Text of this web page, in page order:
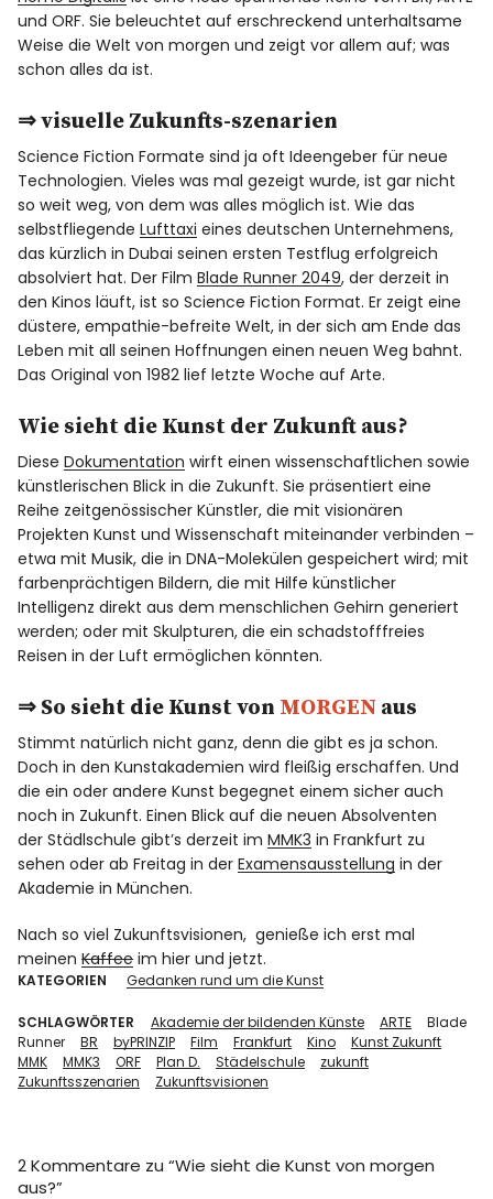
und ORF. Sie beleuchtet auf erschreckend unterhaltsame
Weise die Welt von morgen und zeigt vor allem auf; was
schon alles da ist.
⇒visuelle Zukunfts-szenarien
Science Fiction Formate sind ja oft Ideengeber für neue
Technologien. Vieles was mal gezeigt wurde, ist gar nicht
so weit weg, von dem was alles möglich ist. Wie das
selbstfliegendeLufttaxi eines deutschen Unternehmens,
das kürzlich in Dubai seinen ersten Testflug erfolgreich
absolviert hat. Der FilmBlade Runner 2049, der derzeit in
den Kinos läuft, ist so Science Fiction Format. Er zeigt eine
düstere, empathie-befreite Welt, in der sich am Ende das
Leben mit all seinen Hoffnungen einen neuen Weg bahnt.
Das Original von 1982 lief letzte Woche auf Arte.
Wie sieht die Kunst der Zukunft aus?
DieseDokumentation wirft einen wissenschaftlichen sowie
künstlerischen Blick in die Zukunft. Sie präsentiert eine
Reihe zeitgenössischer Künstler, die mit visionären
Projekten Kunst und Wissenschaft miteinander verbinden –
etwa mit Musik, die in DNA-Molekülen gespeichert wird; mit
farbenprächtigen Bildern, die mit Hilfe künstlicher
Intelligenz direkt aus dem menschlichen Gehirn generiert
werden; oder mit Skulpturen, die ein schadstofffreies
Reisen in der Luft ermöglichen könnten.
⇒ So sieht die Kunst von MORGEN aus
Stimmt natürlich nicht ganz, denn die gibt es ja schon.
Doch in den Kunstakademien wird fleißig erschaffen. Und
die ein oder andere Kunst begegnet einem sicher auch
noch in Zukunft. Einen Blick auf die neuen Absolventen
der Städlschule gibt’s derzeit imMMK3 in Frankfurt zu
sehen oder ab Freitag in derExamensausstellung in der
Akademie in München.
Nach so viel Zukunftsvisionen, genieße ich erst mal
meinenKaffeeim hier und jetzt.
KATEGORIEN Gedanken rund um die Kunst
SCHLAGWÖRTER Akademie der bildenden Künste ARTE
Blade
Runner
BR byPRINZIP Film Frankfurt Kino
Kunst Zukunft
MMK
MMK3 ORF Plan D. Städelschule
zukunft
Zukunftsszenarien
Zukunftsvisionen
2 Kommentare zu “Wie sieht die Kunst von morgen
aus?”